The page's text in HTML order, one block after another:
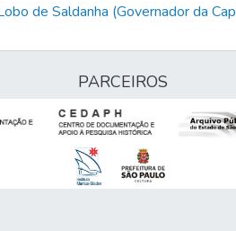
de Saldanha (Governador da
PARCEIROS